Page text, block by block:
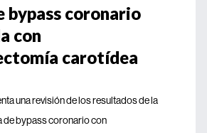
bypass coronario
con
carotídea
una revisión de los resultados de la
de bypass coronario con